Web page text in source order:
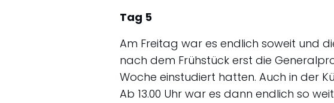
Tag 5
Am Freitag war es endlich soweit und
nach dem Frühstück erst die
Woche einstudiert hatten. Auch in der
Ab 13.00 Uhr war es dann endlich so